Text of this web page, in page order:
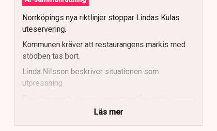
Norrköpings nya riktlinjer stoppar Lindas Kulas
uteservering.
Kommunen kräver att restaurangens markis med
stödben tas bort.
Linda Nilsson beskriver situationen som
utpressning.
Flera krögare kritiserar kommunen för otydlig
Kommunen vill skapa enhetliga regler för
Läs mer